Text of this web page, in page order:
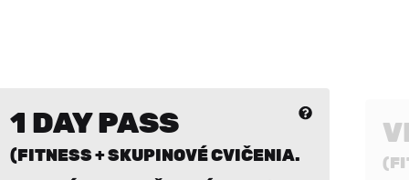
1 DAY PASS
(FITNESS + SKUPINOVÉ CVIČENIA.